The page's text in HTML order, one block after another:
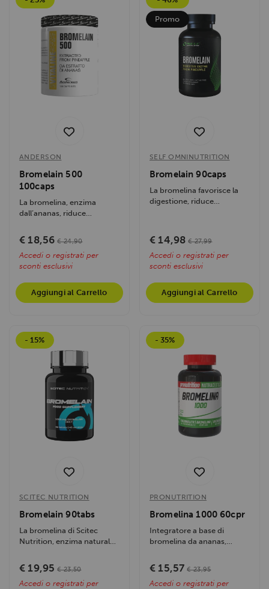
ANDERSON
Bromelain 500
100caps
La bromelina, enzima
dall’ananas, riduce
digestione,...
€ 18,56 € 24,90
Accedi o registrati per
sconti esclusivi
Aggiungi al Carrello
Promo
SELF OMNINUTRITION
Bromelain 90caps
La bromelina favorisce la
digestione, riduce
€ 14,98 € 27,99
Accedi o registrati per
sconti esclusivi
Aggiungi al Carrello
- 15%
SCITEC NUTRITION
Bromelain 90tabs
La bromelina di Scitec
Nutrition, enzima naturale
digestione...
€ 19,95 € 23,50
Accedi o registrati per
- 35%
PRONUTRITION
Bromelina 1000 60cpr
Integratore a base di
bromelina da ananas,
proteine,...
€ 15,57 € 23,95
Accedi o registrati per